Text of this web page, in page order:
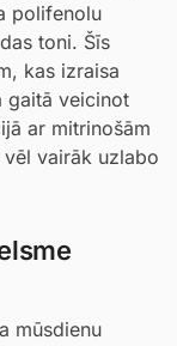
polifenolu
toni. Šīs
kas izraisa
gaitā veicinot
ar mitrinošām
vairāk uzlabo
mūsdienu